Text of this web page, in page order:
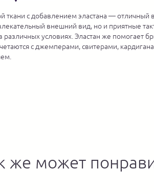
с добавлением эластана — отличный
внешний вид, но и приятные
условиях. Эластан же помогает
с джемперами, свитерами,
же может